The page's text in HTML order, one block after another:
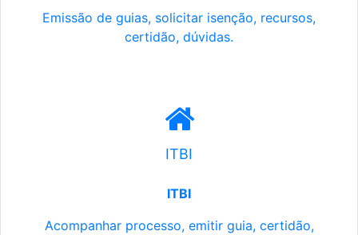
Emissão de guias, solicitar isenção, recursos,
certidão, dúvidas.
ITBI
ITBI
Acompanhar processo, emitir guia, certidão,